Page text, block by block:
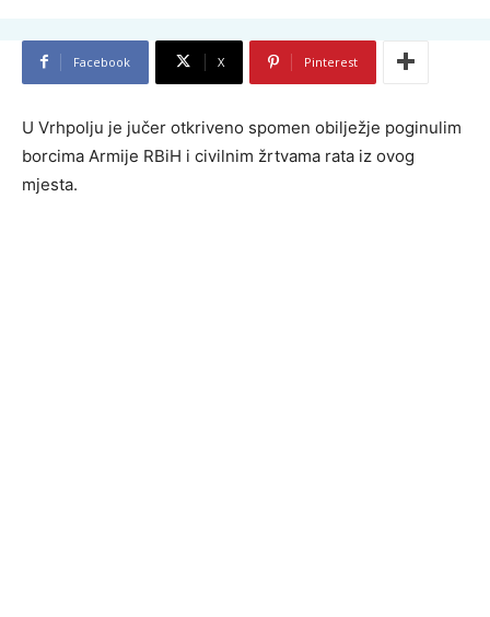
Facebook X Pinterest
U Vrhpolju je jučer otkriveno spomen obilježje poginulim
borcima Armije RBiH i civilnim žrtvama rata iz ovog
mjesta.